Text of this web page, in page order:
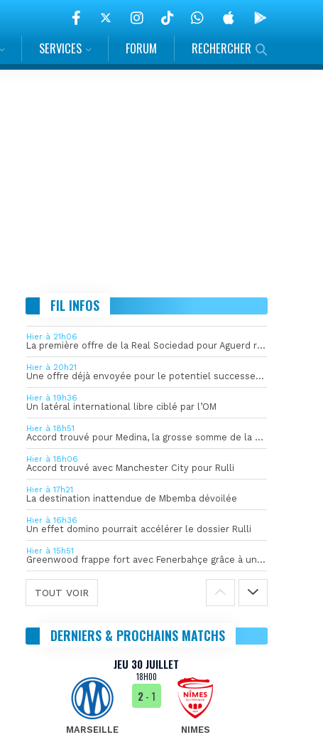
SERVICES FORUM RECHERCHER
FIL INFOS
Hier à 21h06
La première offre de la Real Sociedad pour Aguerd refusée par l’OM
Hier à 20h21
Une offre déjà envoyée pour le potentiel successeur de Rulli
Hier à 19h36
Un latéral international libre ciblé par l’OM
Hier à 18h51
Accord trouvé pour Medina, la grosse somme de la vente dévoilée
Hier à 18h06
Accord trouvé avec Manchester City pour Rulli
Hier à 17h21
La destination inattendue de Mbemba dévoilée
Hier à 16h36
Un effet domino pourrait accélérer le dossier Rulli
Hier à 15h51
Greenwood frappe fort avec Fenerbahçe grâce à un but spectaculaire
TOUT VOIR
DERNIERS & PROCHAINS MATCHS
JEU 30 JUILLET
18H00
MARSEILLE
2- 1
NIMES